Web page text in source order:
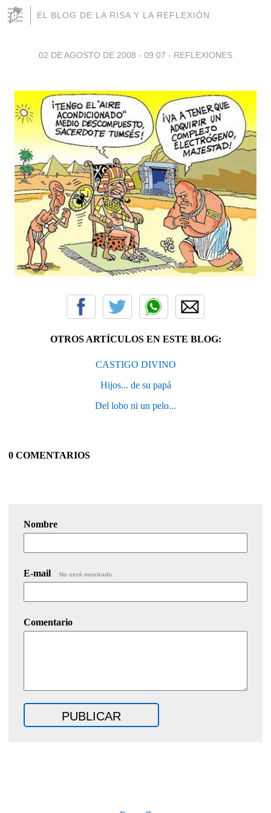
EL BLOG DE LA RISA Y LA REFLEXIÓN
02 DE AGOSTO DE 2008 - 09:07 - REFLEXIONES
OTROS ARTÍCULOS EN ESTE BLOG:
CASTIGO DIVINO
Hijos... de su papá
Del lobo ni un pelo...
0 COMENTARIOS
Nombre
E-mail No será mostrado.
Comentario
← →